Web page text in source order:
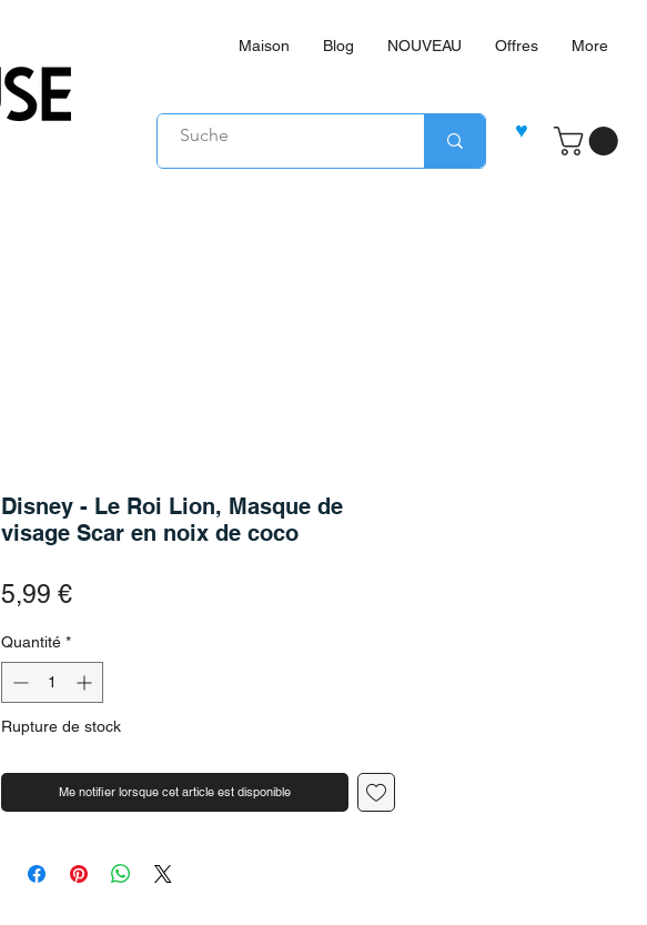
Maison Blog NOUVEAU Offres More
♥
Disney - Le Roi Lion, Masque de
visage Scar en noix de coco
5,99 €Prix
Quantité *
Rupture de stock
Me notifier lorsque cet article est disponible